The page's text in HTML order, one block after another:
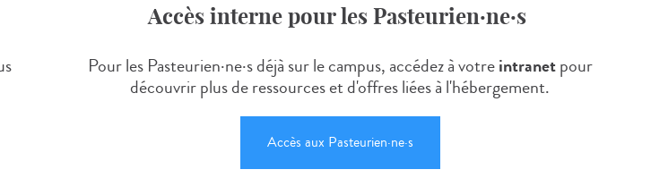
Accès interne pour les Pasteurien·ne·s
Pour les Pasteurien·ne·s déjà sur le campus, accédez à votreintranetpour
découvrir plus de ressources et d'offres liées à l'hébergement.
Accès aux Pasteurien·ne·s